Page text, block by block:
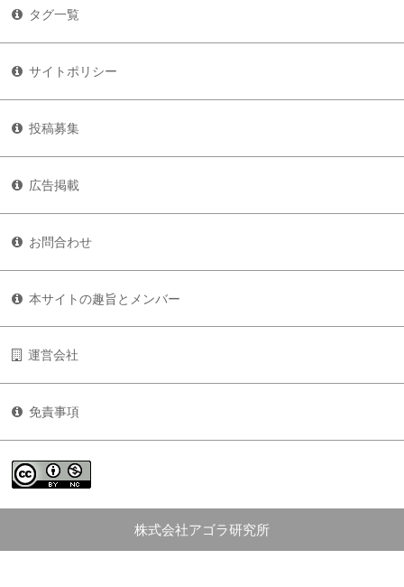
タグ一覧
サイトポリシー
投稿募集
広告掲載
お問合わせ
本サイトの趣旨とメンバー
運営会社
免責事項
株式会社アゴラ研究所